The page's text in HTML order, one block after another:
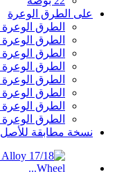
على الطرق الوعرة
الطرق الوعرة 15 بوصة
الطرق الوعرة 16 بوصة
الطرق الوعرة 17 بوصة
الطرق الوعرة 18 بوصة
الطرق الوعرة 19 بوصة
الطرق الوعرة 20 بوصة
الطرق الوعرة 21 بوصة
الطرق الوعرة 22 بوصة
نسخة مطابقة للأصل